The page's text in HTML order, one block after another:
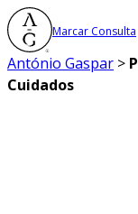
Saltar
para
o
conteúdo
Marcar Consulta
António Gaspar >
Cuidados